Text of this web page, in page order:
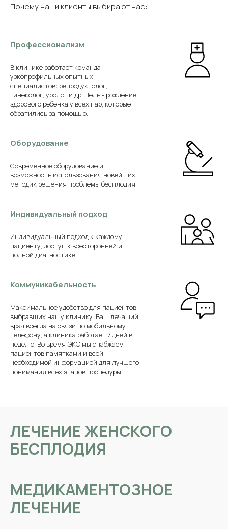
Почему наши клиенты выбирают нас:
Профессионализм
В клинике работает команда
узкопрофильных опытных
специалистов: репродуктолог,
гинеколог, уролог и др. Цель - рождение
здорового ребенка у всех пар, которые
обратились за помощью.
Оборудование
Современное оборудование и
возможность использования новейших
методик решения проблемы бесплодия.
Индивидуальный подход
Индивидуальный подход к каждому
пациенту, доступ к всесторонней и
полной диагностике.
Коммуникабельность
Максимальное удобство для пациентов,
выбравших нашу клинику. Ваш лечащий
врач всегда на связи по мобильному
телефону, а клиника работает 7 дней в
неделю. Во время ЭКО мы снабжаем
пациентов памятками и всей
необходимой информацией для лучшего
понимания всех этапов процедуры.
ЛЕЧЕНИЕ ЖЕНСКОГО
БЕСПЛОДИЯ
МЕДИКАМЕНТОЗНОЕ
ЛЕЧЕНИЕ